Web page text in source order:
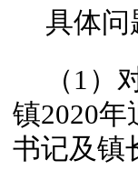
具体问
（1
镇2020
书记及镇